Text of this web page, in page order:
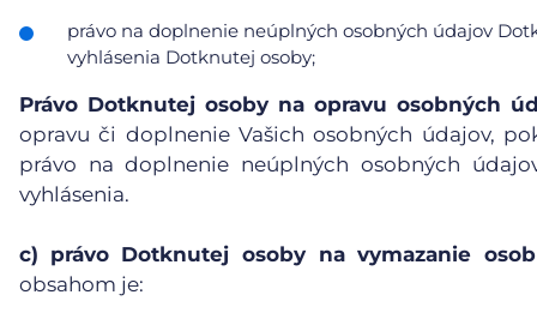
právo na doplnenie neúplných osobných údajov
vyhlásenia Dotknutej osoby;
Právo Dotknutej osoby na opravu osobných
opravu či doplnenie Vašich osobných údajov,
právo na doplnenie neúplných osobných
vyhlásenia.
c) právo Dotknutej osoby na vymazanie
obsahom je: